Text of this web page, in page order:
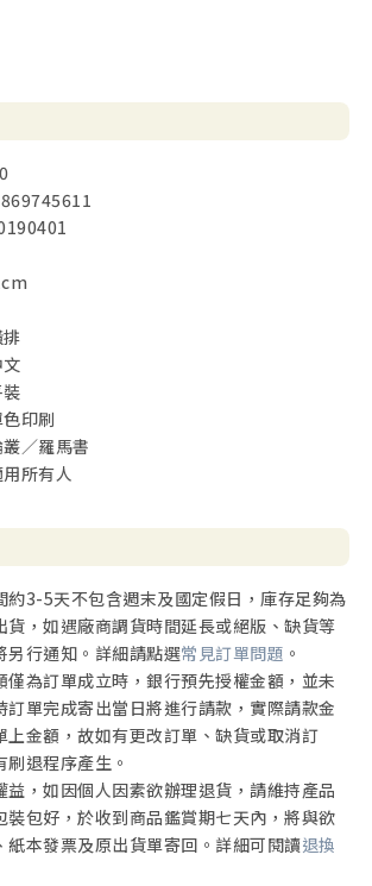
印刷
／羅馬書
所有人
約3-5天不包含週末及國定假日，庫存足夠為
貨，如遇廠商調貨時間延長或絕版、缺貨等
另行通知。詳細請點選常見訂單問題 。
僅為訂單成立時，銀行預先授權金額，並未
訂單完成寄出當日將進行請款，實際請款金
上金額，故如有更改訂單、缺貨或取消訂
退程序產生。
益，如因個人因素欲辦理退貨，請維持產品
裝包好，於收到商品鑑賞期七天內，將與欲
紙本發票及原出貨單寄回。詳細可閱讀退換